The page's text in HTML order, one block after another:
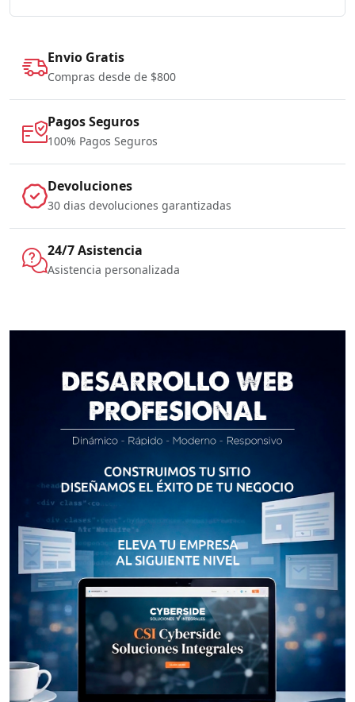
Envio Gratis
Compras desde de $800
Pagos Seguros
100% Pagos Seguros
Devoluciones
30 dias devoluciones garantizadas
24/7 Asistencia
Asistencia personalizada